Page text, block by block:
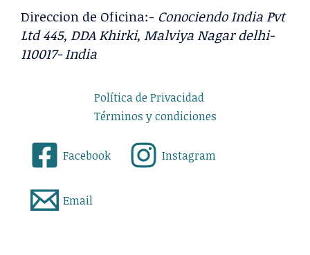
Direccion de Oficina:- Conociendo India Pvt
Ltd 445, DDA Khirki, Malviya Nagar delhi-
110017- India
Política de Privacidad
Términos y condiciones
Facebook Instagram
Email